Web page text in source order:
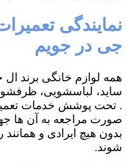
نمایندگی
جی در جویم
همه لوازم خانگی برند
ساید، لباسشویی،
. تحت پوشش خدمات
صورت مراجعه به آن ها
بدون هیچ ایرادی و
شوند.